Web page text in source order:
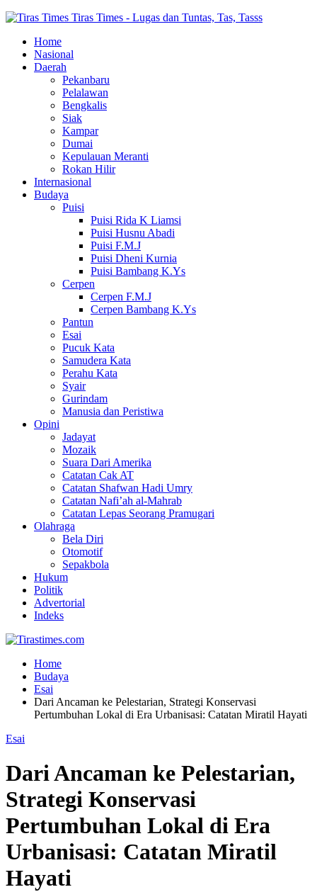
Tiras Times - Lugas dan Tuntas, Tas, Tasss
Home
Nasional
Daerah
Pekanbaru
Pelalawan
Bengkalis
Siak
Kampar
Dumai
Kepulauan Meranti
Rokan Hilir
Internasional
Budaya
Puisi
Puisi Rida K Liamsi
Puisi Husnu Abadi
Puisi F.M.J
Puisi Dheni Kurnia
Puisi Bambang K.Ys
Cerpen
Cerpen F.M.J
Cerpen Bambang K.Ys
Pantun
Esai
Pucuk Kata
Samudera Kata
Perahu Kata
Syair
Gurindam
Manusia dan Peristiwa
Opini
Jadayat
Mozaik
Suara Dari Amerika
Catatan Cak AT
Catatan Shafwan Hadi Umry
Catatan Nafi’ah al-Mahrab
Catatan Lepas Seorang Pramugari
Olahraga
Bela Diri
Otomotif
Sepakbola
Hukum
Politik
Advertorial
Indeks
Home
Budaya
Esai
Dari Ancaman ke Pelestarian, Strategi Konservasi
Pertumbuhan Lokal di Era Urbanisasi: Catatan Miratil Hayati
Esai
Dari Ancaman ke Pelestarian,
Strategi Konservasi
Pertumbuhan Lokal di Era
Urbanisasi: Catatan Miratil
Hayati